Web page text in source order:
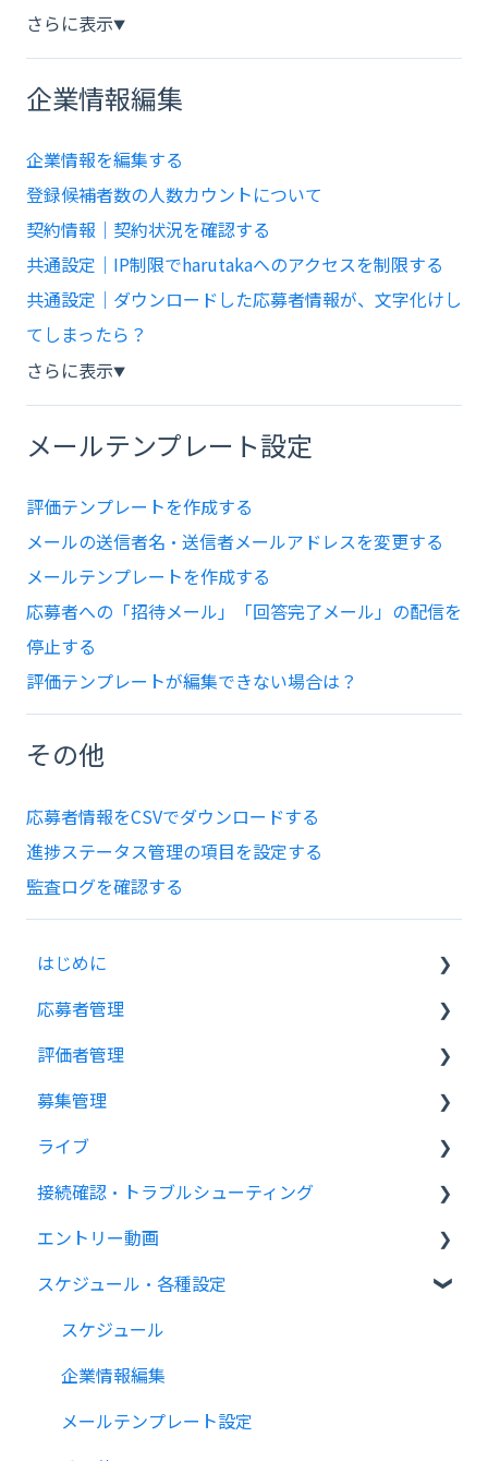
さらに表示▼
企業情報編集
企業情報を編集する
登録候補者数の人数カウントについて
契約情報｜契約状況を確認する
共通設定｜IP制限でharutakaへのアクセスを制限する
共通設定｜ダウンロードした応募者情報が、文字化けし
てしまったら？
さらに表示▼
メールテンプレート設定
評価テンプレートを作成する
メールの送信者名・送信者メールアドレスを変更する
メールテンプレートを作成する
応募者への「招待メール」「回答完了メール」の配信を
停止する
評価テンプレートが編集できない場合は？
その他
応募者情報をCSVでダウンロードする
進捗ステータス管理の項目を設定する
監査ログを確認する
はじめに
ログイン
選考開始前の準備
サポート
マイページ
応募者管理
応募者管理画面の構成
応募者の登録
メール
評価・ステータス
評価者管理
評価者権限
評価者情報の登録・編集・削除
よくある質問
募集管理
募集の作成
よくある質問
ライブ
応募者への案内
面談担当者への案内
ライブ面談の仕様
ライブ画面構成と機能
ライブ面談の追加機能
ライブ面談のオプション機能
接続確認・トラブルシューティング
接続チェックの事前確認
ライブ実施状況の確認
トラブルシューティング
エントリー動画
エントリー動画の設定
質問の設定
開始・終了メッセージビデオの設定
募集案内後の設定
スケジュール・各種設定
スケジュール
企業情報編集
メールテンプレート設定